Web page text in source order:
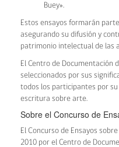
Buey».
Estos ensayos formarán
asegurando su difusión y
patrimonio intelectual de las
El Centro de Documentación
seleccionados por sus
todos los participantes por
escritura sobre arte.
Sobre el Concurso de
El Concurso de Ensayos
2010 por el Centro de